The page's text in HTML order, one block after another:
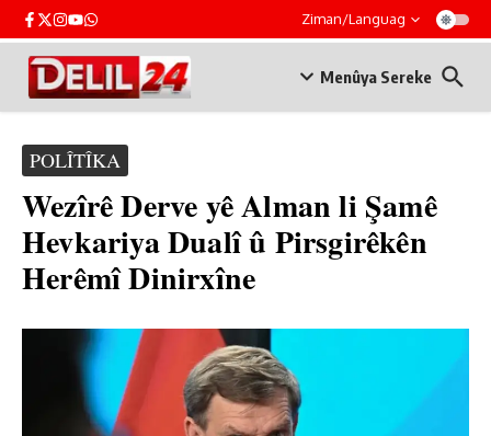
Skip to content Ziman/Languag
Menûya Sereke
POLÎTÎKA
Wezîrê Derve yê Alman li Şamê
Hevkariya Dualî û Pirsgirêkên
Herêmî Dinirxîne